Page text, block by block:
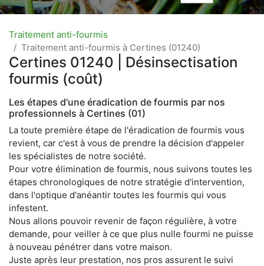
Traitement anti-fourmis
Traitement anti-fourmis à Certines (01240)
Certines 01240 | Désinsectisation
fourmis (coût)
Les étapes d'une éradication de fourmis par nos
professionnels à Certines (01)
La toute première étape de l'éradication de fourmis vous
revient, car c'est à vous de prendre la décision d'appeler
les spécialistes de notre société.
Pour votre élimination de fourmis, nous suivons toutes les
étapes chronologiques de notre stratégie d'intervention,
dans l'optique d'anéantir toutes les fourmis qui vous
infestent.
Nous allons pouvoir revenir de façon régulière, à votre
demande, pour veiller à ce que plus nulle fourmi ne puisse
à nouveau pénétrer dans votre maison.
Juste après leur prestation, nos pros assurent le suivi